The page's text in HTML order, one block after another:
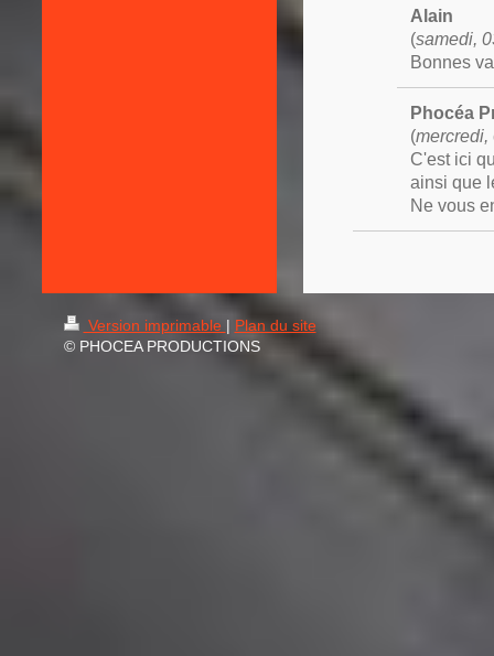
Alain
(samedi,
Bonnes
Phocéa
(mercredi,
C'est ici
ainsi que
Ne vous
Version imprimable | Plan du site
© PHOCEA PRODUCTIONS